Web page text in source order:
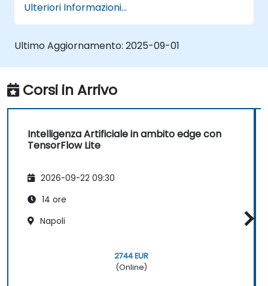
Distribuire modelli TensorFlow Lite su
diversi dispositivi edge.
Utilizzare strumenti e tecniche per la
conversione e l’ottimizzazione dei modelli.
Realizzare applicazioni pratiche di
Intelligenza Artificiale edge con
TensorFlow Lite.
Ulteriori Informazioni...
Ultimo Aggiornamento: 2025-09-01
Corsi in Arrivo
Intelligenza Artificiale in ambito edge con
TensorFlow Lite
2026-09-22 09:30
14 ore
Napoli
2744 EUR
(Online)